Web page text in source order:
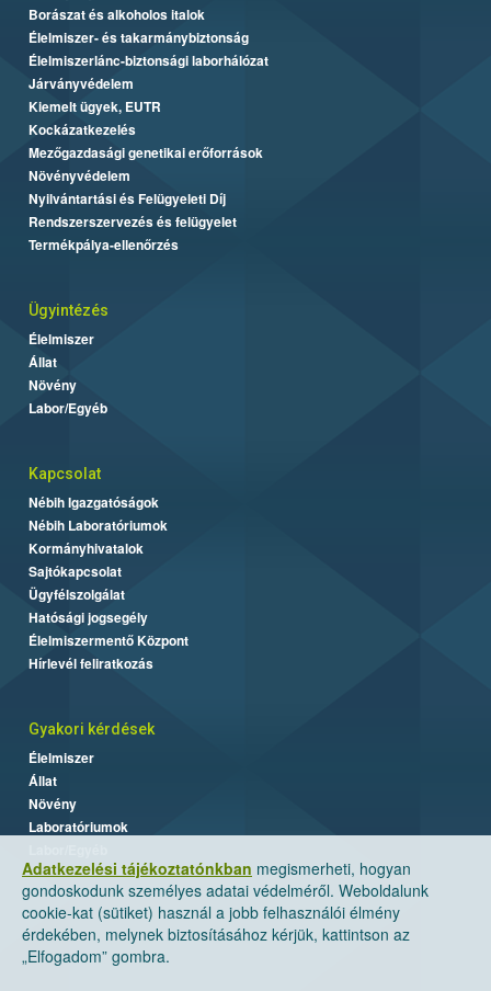
Adatkezelési tájékoztatónkban megismerheti, hogyan
gondoskodunk személyes adatai védelméről. Weboldalunk
cookie-kat (sütiket) használ a jobb felhasználói élmény
érdekében, melynek biztosításához kérjük, kattintson az
„Elfogadom” gombra.
Borászat és alkoholos italok
Élelmiszer- és takarmánybiztonság
Élelmiszerlánc-biztonsági laborhálózat
Járványvédelem
Kiemelt ügyek, EUTR
Kockázatkezelés
Mezőgazdasági genetikai erőforrások
Növényvédelem
Nyilvántartási és Felügyeleti Díj
Rendszerszervezés és felügyelet
Termékpálya-ellenőrzés
Ügyintézés
Élelmiszer
Állat
Növény
Labor/Egyéb
Kapcsolat
Nébih Igazgatóságok
Nébih Laboratóriumok
Kormányhivatalok
Sajtókapcsolat
Ügyfélszolgálat
Hatósági jogsegély
Élelmiszermentő Központ
Hírlevél feliratkozás
Gyakori kérdések
Élelmiszer
Állat
Növény
Laboratóriumok